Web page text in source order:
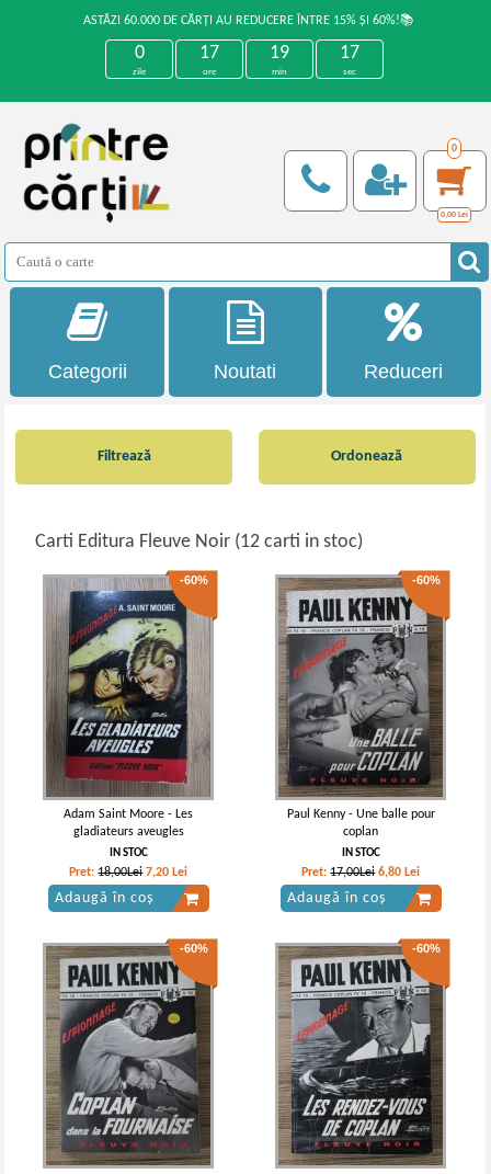
ASTĂZI 60.000 DE CĂRȚI AU REDUCERE ÎNTRE 15% ȘI 60%!📚
0
zile
17
ore
19
min
16
sec
0
0,00 Lei
Categorii Noutati Reduceri
Filtrează
Carti Editura Fleuve Noir (12 carti in stoc)
Ordonează
-60%
Adam Saint Moore - Les
gladiateurs aveugles
IN STOC
Pret:18,00Lei 7,20 Lei
Adaugă în coș
-60%
Paul Kenny - Une balle pour
coplan
IN STOC
Pret:17,00Lei 6,80 Lei
Adaugă în coș
-60% -60%